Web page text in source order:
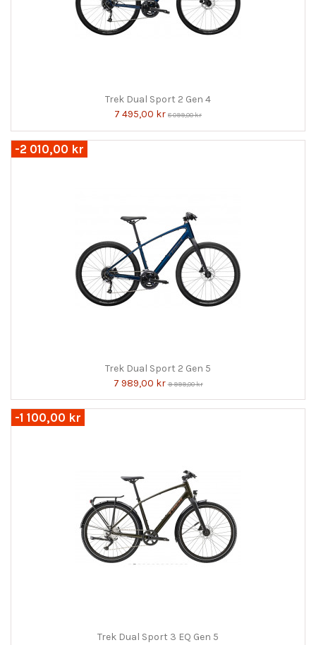
Trek Dual Sport 2 Gen 4
7 495,00 kr 8 099,00 kr
-2 010,00 kr
Trek Dual Sport 2 Gen 5
7 989,00 kr9 999,00 kr
-1 100,00 kr
Trek Dual Sport 3 EQ Gen 5